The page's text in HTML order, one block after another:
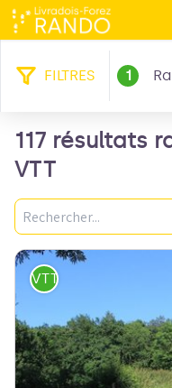
FILTRES 1
117 résultats
VTT
Recherche
VTT